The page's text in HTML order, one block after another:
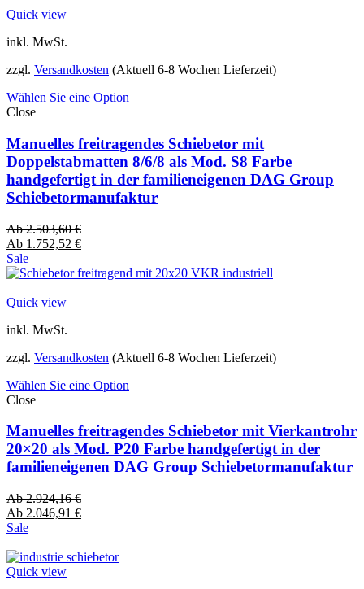
Quick view
inkl. MwSt.
zzgl. Versandkosten (Aktuell 6-8 Wochen Lieferzeit)
Wählen Sie eine Option
Close
Manuelles freitragendes Schiebetor mit
Doppelstabmatten 8/6/8 als Mod. S8 Farbe
handgefertigt in der familieneigenen DAG Group
Schiebetormanufaktur
Ab2.503,60€
Ab 1.752,52 €
Sale
Quick view
inkl. MwSt.
zzgl. Versandkosten (Aktuell 6-8 Wochen Lieferzeit)
Wählen Sie eine Option
Close
Manuelles freitragendes Schiebetor mit Vierkantrohr
20×20 als Mod. P20 Farbe handgefertigt in der
familieneigenen DAG Group Schiebetormanufaktur
Ab2.924,16€
Ab 2.046,91 €
Sale
Quick view